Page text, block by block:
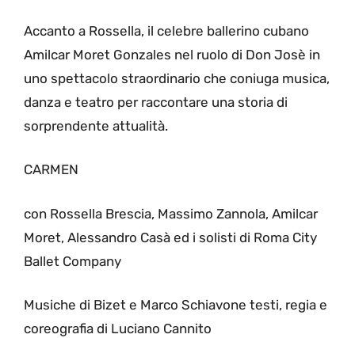
Accanto a Rossella, il celebre ballerino cubano
Amilcar Moret Gonzales nel ruolo di Don Josè in
uno spettacolo straordinario che coniuga musica,
danza e teatro per raccontare una storia di
sorprendente attualità.
CARMEN
con Rossella Brescia, Massimo Zannola, Amilcar
Moret, Alessandro Casà ed i solisti di Roma City
Ballet Company
Musiche di Bizet e Marco Schiavone testi, regia e
coreografia di Luciano Cannito